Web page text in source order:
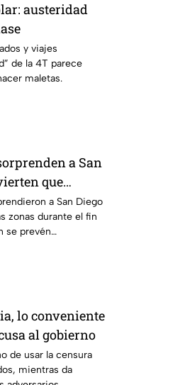
austeridad
y viajes
de la 4T parece
maletas.
a San
que
fin de semana
a San Diego
zonas durante el fin
se prevén
lo conveniente
al gobierno
de usar la censura
mientras da